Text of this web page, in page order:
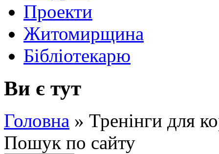
Проекти
Житомирщина
Бібліотекарю
Ви є тут
Головна » Тренінги для
Пошук по сайту